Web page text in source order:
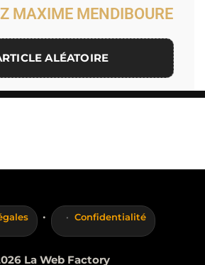
MAXIME MENDIBOURE
ALÉATOIRE
· Confidentialité
La Web Factory